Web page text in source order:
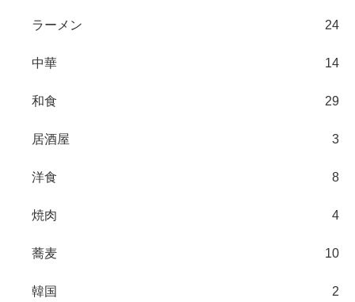
ラーメン 24
中華 14
和食 29
居酒屋 3
洋食 8
焼肉 4
蕎麦 10
韓国 2